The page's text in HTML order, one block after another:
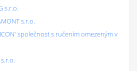
s.r.o.
s.r.o.
společnost s ručením omezeným v